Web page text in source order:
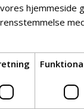
hjemmeside